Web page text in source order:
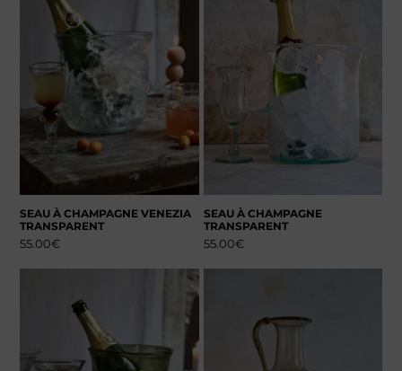
SEAU À CHAMPAGNE VENEZIA
TRANSPARENT
55.00€
SEAU À CHAMPAGNE
TRANSPARENT
55.00€